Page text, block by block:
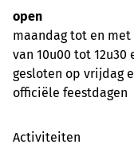
open
maandag tot en
van 10u00 tot 12u30
gesloten op vrijdag
officiële feestdagen
Activiteiten